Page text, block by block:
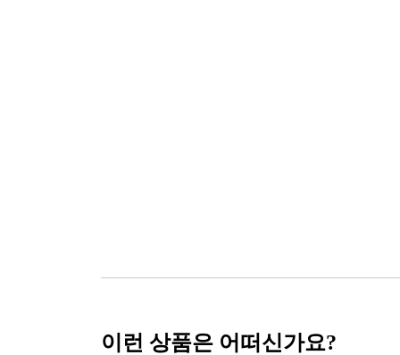
이런 상품은 어떠신가요?